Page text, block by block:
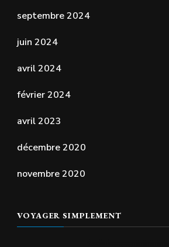
septembre 2024
juin 2024
avril 2024
février 2024
avril 2023
décembre 2020
novembre 2020
VOYAGER SIMPLEMENT